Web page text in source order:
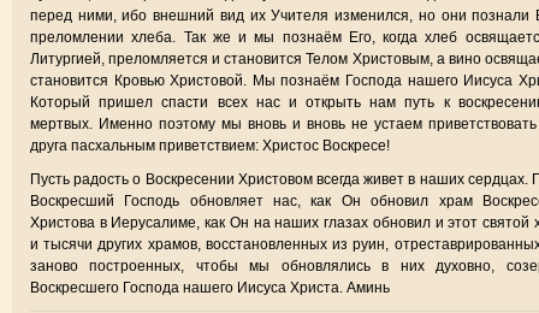
перед ними, ибо внешний вид их Учителя изменился, но они познали
преломлении хлеба. Так же и мы познаём Его, когда хлеб
Литургией, преломляется и становится Телом Христовым, а вино
становится Кровью Христовой. Мы познаём Господа нашего Иисуса
Который пришел спасти всех нас и открыть нам путь к
мертвых. Именно поэтому мы вновь и вновь не устаем приветствовать
друга пасхальным приветствием: Христос Воскресе!
Пусть радость о Воскресении Христовом всегда живет в наших сердцах.
Воскресший Господь обновляет нас, как Он обновил храм
Христова в Иерусалиме, как Он на наших глазах обновил и этот святой
и тысячи других храмов, восстановленных из руин,
заново построенных, чтобы мы обновлялись в них духовно,
Воскресшего Господа нашего Иисуса Христа. Аминь